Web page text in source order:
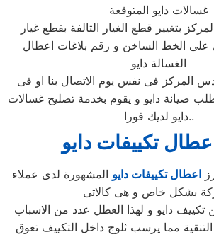
غسالات دايو المتوقعة
بتغيير قطع الغيار التالفة بقطع غيار
على الخط الساخن و رقم بلاغات اعطال
الغسالة دايو
المركز فى نفس يوم الاتصال بنا او فى
من طلب صيانة دايو و يقوم بخدمة تصليح غسالات
دايو لديك فورا..
تكييفات دايو
اعطال تكييفات دايو المشهورة لدى عملاء
بشكل خاص و هى كالاتى
تكييف دايو و لهذا العطل عدد من الاسباب
مما يرسب ثلوج داخل التكييف تعوق